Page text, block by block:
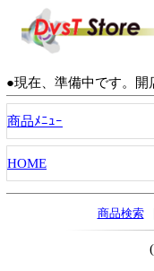
●現在、準備中です。開
商品ﾒﾆｭｰ
HOME
商品検索